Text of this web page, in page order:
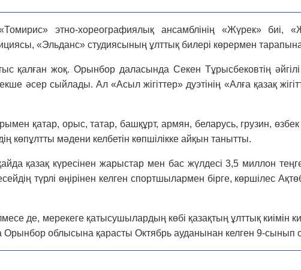
этно-хореографиялық ансамблінің «Жүрек» биі,
«Эльданс» студиясының ұлттық билері көрермен
қалған жоқ. Орынбор даласында Секен Тұрысбековтің
әсер сыйлады. Ал «Асыл жігіттер» дуэтінің «Алға қазақ
қатар, орыс, татар, башқұрт, армян, беларусь, грузин,
көпұлтты мәдени келбетін көпшілікке айқын танытты.
қазақ күресінен жарыстар мен бас жүлдесі 3,5 мил­лон
түрлі өңірінен келген спорт­шылармен бірге, көршілес
де, мерекеге қатысушылардың көбі қазақтың ұлт­тық киімін
Орынбор облысына қарасты Октябрь ауданынан келген 9-